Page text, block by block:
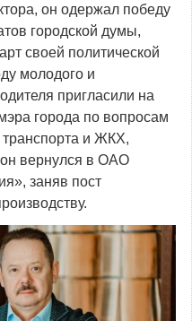
он одержал победу
городской думы,
своей политической
молодого и
пригласили на
города по вопросам
и ЖКХ,
он вернулся в ОАО
заняв пост